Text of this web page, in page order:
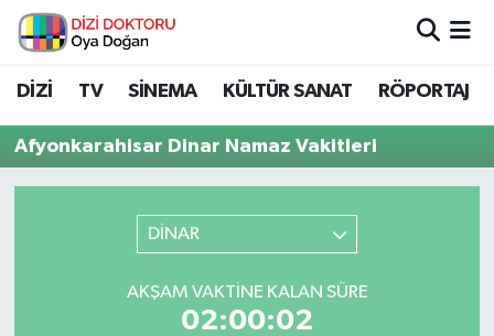
DİZİ TV SİNEMA KÜLTÜR SANAT RÖPORTAJ
Afyonkarahisar Dinar Namaz Vakitleri
DİNAR
AKŞAM VAKTINE KALAN SÜRE
02:00:02
İstanbul Nöbetçi Eczaneler
İstanbul Hava Durumu
İstanbul Trafik Yoğunluk Haritası
Süper Lig Puan Durumu ve Fikstür